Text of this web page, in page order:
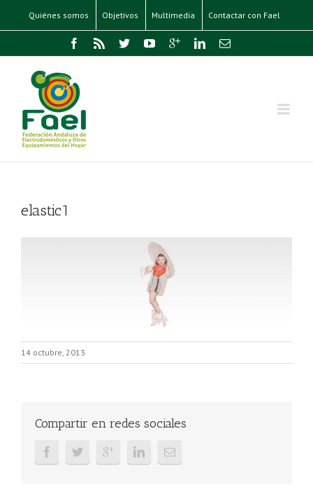
Quiénes somos Objetivos Multimedia Contactar con Fael
elastic1
14 octubre, 2013
Compartir en redes sociales